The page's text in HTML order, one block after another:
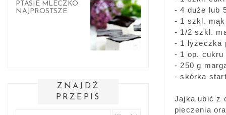
- 4 duże lub
- 1 szkl.
- 1/2 szkl.
- 1 łyżeczka
- 1 op. cukru
- 250 g
- skórka
Jajka ubić z
pieczenia
PTASIE MLECZKO
NAJPROSTSZE
ZNAJDŹ
PRZEPIS